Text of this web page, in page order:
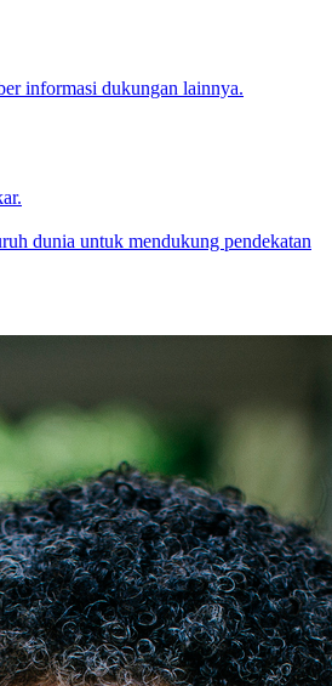
informasi dukungan lainnya.
dunia untuk mendukung pendekatan